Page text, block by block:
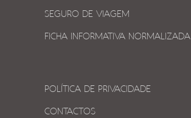
SEGURO DE VIAGEM
FICHA INFORMATIVA NORMALIZADA
POLÍTICA DE PRIVACIDADE
CONTACTOS